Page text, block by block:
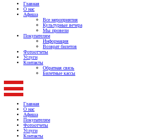
Главная
О нас
Афиша
Все мероприятия
Культурные вечера
Мы провели
Покупателям
Информация
Возврат билетов
Фотоотчеты
Услуги
Контакты
Обратная связь
Билетные кассы
Главная
О нас
Афиша
Покупателям
Фотоотчеты
Услуги
Контакты